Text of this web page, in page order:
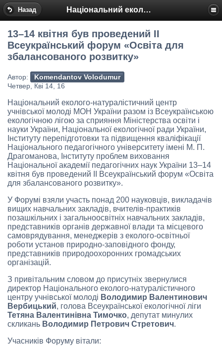
Назад Національний еколого-натуралістичний центр
13–14 квітня був проведений ІІ
Всеукраїнський форум «Освіта для
збалансованого розвитку»
Автор:
Komendantov Volodumur
Четвер, Кві 14, 16
Національний еколого-натуралістичний центр
учнівської молоді МОН України разом із Всеукраїнською
екологічною лігою за сприяння Міністерства освіти і
науки України, Національної екологічної ради України,
Інституту перепідготовки та підвищення кваліфікації
Національного педагогічного університету імені М. П.
Драгоманова, Інституту проблем виховання
Національної академії педагогічних наук України 13–14
квітня був проведений ІІ Всеукраїнський форум «Освіта
для збалансованого розвитку».
У Форумі взяли участь понад 200 науковців, викладачів
вищих навчальних закладів, вчителів-практиків
позашкільних і загальноосвітніх навчальних закладів,
представників органів державної влади та місцевого
самоврядування, менеджерів з еколого-освітньої
роботи установ природно-заповідного фонду,
представників природоохоронних громадських
організацій.
З привітальним словом до присутніх звернулися
директор Національного еколого-натуралістичного
центру учнівської молоді Володимир Валентинович
Вербицький, голова Всеукраїнської екологічної ліги
Тетяна Валентинівна Тимочко, депутат минулих
скликань Володимир Петрович Стретович.
Учасників Форуму вітали: